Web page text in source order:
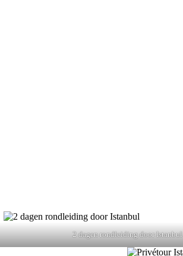
2 dagen rondleiding door Istanbul